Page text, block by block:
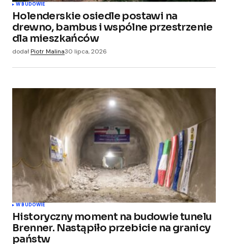
Your E-mail*
Zapamiętaj moje dane w tej przeglądarce
podczas pisania kolejnych komentarzy.
Submit Comment
W BUDOWIE
Holenderskie osiedle postawi na
drewno, bambus i wspólne przestrzenie
dla mieszkańców
dodałPiotr Malina30 lipca, 2026
W BUDOWIE
Historyczny moment na budowie tunelu
Brenner. Nastąpiło przebicie na granicy
państw